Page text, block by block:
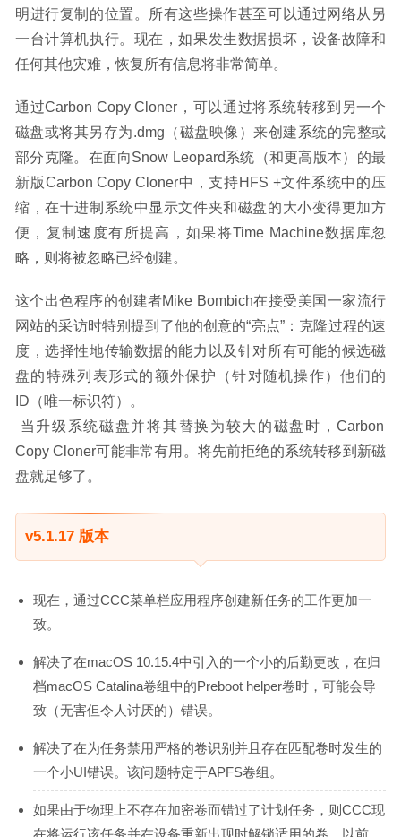
明进行复制的位置。所有这些操作甚至可以通过网络从另
一台计算机执行。现在，如果发生数据损坏，设备故障和
任何其他灾难，恢复所有信息将非常简单。
通过Carbon Copy Cloner，可以通过将系统转移到另一个
磁盘或将其另存为.dmg（磁盘映像）来创建系统的完整或
部分克隆。在面向Snow Leopard系统（和更高版本）的最
新版Carbon Copy Cloner中，支持HFS +文件系统中的压
缩，在十进制系统中显示文件夹和磁盘的大小变得更加方
便，复制速度有所提高，如果将Time Machine数据库忽
略，则将被忽略已经创建。
这个出色程序的创建者Mike Bombich在接受美国一家流行
网站的采访时特别提到了他的创意的“亮点”：克隆过程的速
度，选择性地传输数据的能力以及针对所有可能的候选磁
盘的特殊列表形式的额外保护（针对随机操作）他们的
ID（唯一标识符）。
Copy Cloner可能非常有用。将先前拒绝的系统转移到新磁
盘就足够了。
v5.1.17 版本
现在，通过CCC菜单栏应用程序创建新任务的工作更加一
致。
解决了在macOS 10.15.4中引入的一个小的后勤更改，在归
档macOS Catalina卷组中的Preboot helper卷时，可能会导
致（无害但令人讨厌的）错误。
解决了在为任务禁用严格的卷识别并且存在匹配卷时发生的
一个小UI错误。该问题特定于APFS卷组。
如果由于物理上不存在加密卷而错过了计划任务，则CCC现
在将运行该任务并在设备重新出现时解锁适用的卷。以前，